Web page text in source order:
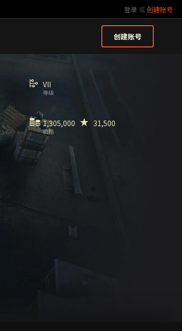
登录 或创建账号
创建账号
等级
VII
价格
1,305,000 31,500